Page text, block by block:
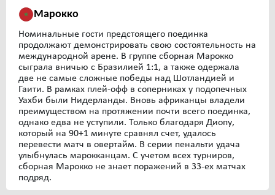
Марокко
Номинальные гости предстоящего поединка
продолжают демонстрировать свою состоятельность на
международной арене. В группе сборная Марокко
сыграла вничью с Бразилией 1:1, а также одержала
две не самые сложные победы над Шотландией и
Гаити. В рамках плей-офф в соперниках у подопечных
Уахби были Нидерланды. Вновь африканцы владели
преимуществом на протяжении почти всего поединка,
однако едва не уступили. Только благодаря Диопу,
который на 90+1 минуте сравнял счет, удалось
перевести матч в овертайм. В серии пенальти удача
улыбнулась марокканцам. С учетом всех турниров,
сборная Марокко не знает поражений в 33-ех матчах
подряд.